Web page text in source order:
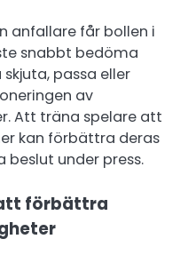
anfallare får bollen i
snabbt bedöma
passa eller
av
Att träna spelare att
kan förbättra deras
under press.
förbättra